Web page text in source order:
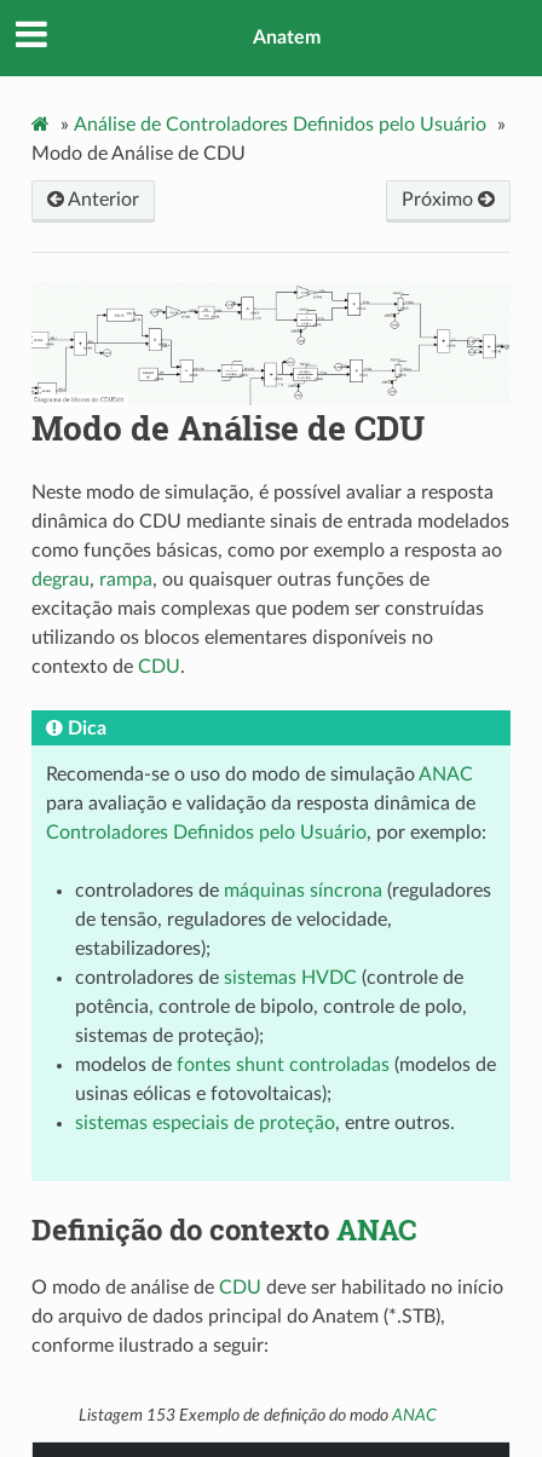
Anatem
» Análise de Controladores Definidos pelo Usuário
»
Modo de Análise de CDU
Próximo
Anterior
Modo de Análise de CDU
Neste modo de simulação, é possível avaliar a resposta
dinâmica do CDU mediante sinais de entrada modelados
como funções básicas, como por exemplo a resposta ao
degrau, rampa, ou quaisquer outras funções de
excitação mais complexasque podem ser construídas
utilizando os blocos elementares disponíveis no
contexto de CDU.
Dica
Recomenda-se o uso do modo de simulaçãoANAC
para avaliação e validação da resposta dinâmica de
Controladores Definidos pelo Usuário, por exemplo:
controladores de máquinas síncrona (reguladores
de tensão, reguladores de velocidade,
estabilizadores);
controladores de sistemas HVDC(controle de
potência, controle de bipolo, controle de polo,
sistemas de proteção);
modelos de fontes shunt controladas(modelos de
usinas eólicas e fotovoltaicas);
sistemas especiais de proteção, entre outros.
Definição do contextoANAC
O modo de análise de CDU deve ser habilitado no início
do arquivo de dados principal do Anatem (*.STB),
conforme ilustrado a seguir:
Listagem 153 Exemplo de definição do modoANAC